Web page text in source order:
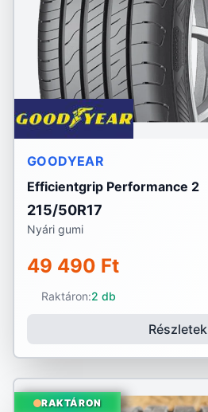
GOODYEAR
Efficientgrip Performance 2
215/50R17
Nyári gumi
49 490 Ft
Raktáron:2 db
Részletek
RAKTÁRON